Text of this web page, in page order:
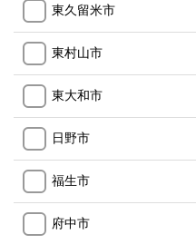
東久留米市
東村山市
東大和市
日野市
福生市
府中市